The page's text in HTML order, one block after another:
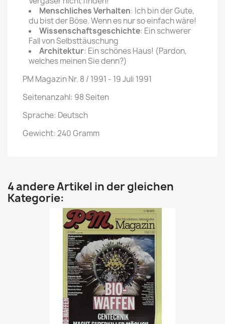
Menschliches Verhalten: Ich bin der Gute,
du bist der Böse. Wenn es nur so einfach wäre!
Wissenschaftsgeschichte: Ein schwerer
Fall von Selbsttäuschung
Architektur: Ein schönes Haus! (Pardon,
welches meinen Sie denn?)
PM Magazin Nr. 8 / 1991 - 19 Juli 1991
Seitenanzahl: 98 Seiten
Sprache: Deutsch
Gewicht: 240 Gramm
4 andere Artikel in der gleichen
Kategorie: